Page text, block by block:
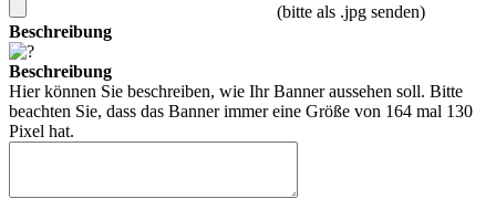
(bitte als .jpg senden)
Beschreibung
Beschreibung
Hier können Sie beschreiben, wie Ihr Banner aussehen soll. Bitte
beachten Sie, dass das Banner immer eine Größe von 164 mal 130
Pixel hat.